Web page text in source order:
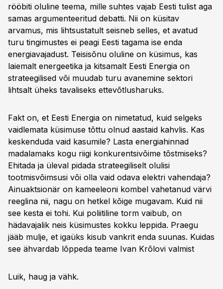
rööbiti oluline teema, mille suhtes vajab Eesti tulist aga
samas argumenteeritud debatti. Nii on küsitav
arvamus, mis lihtsustatult seisneb selles, et avatud
turu tingimustes ei peagi Eesti tagama ise enda
energiavajadust. Teisisõnu oluline on küsimus, kas
laiemalt energeetika ja kitsamalt Eesti Energia on
strateegilised või muudab turu avanemine sektori
lihtsalt üheks tavaliseks ettevõtlusharuks.
Fakt on, et Eesti Energia on nimetatud, kuid selgeks
vaidlemata küsimuse tõttu olnud aastaid kahvlis. Kas
keskenduda vaid kasumile? Lasta energiahinnad
madalamaks kogu riigi konkurentsivõime tõstmiseks?
Ehitada ja üleval pidada strateegiliselt olulisi
tootmisvõimsusi või olla vaid odava elektri vahendaja?
Ainuaktsionär on kameeleoni kombel vahetanud värvi
reeglina nii, nagu on hetkel kõige mugavam. Kuid nii
see kesta ei tohi. Kui poliitiline torm vaibub, on
hädavajalik neis küsimustes kokku leppida. Praegu
jääb mulje, et igaüks kisub vankrit enda suunas. Kuidas
see ähvardab lõppeda teame Ivan Krõlovi valmist
Luik, haug ja vähk.